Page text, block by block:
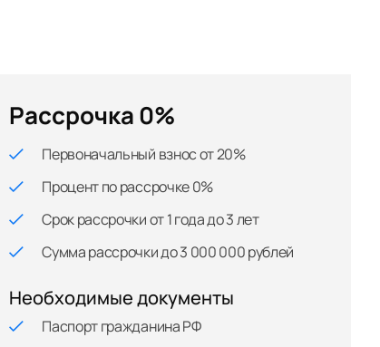
Рассрочка 0%
Первоначальный взнос от 20%
Процент по рассрочке 0%
Срок рассрочки от 1 года до 3 лет
Сумма рассрочки до 3 000 000 рублей
Необходимые документы
Паспорт гражданина РФ